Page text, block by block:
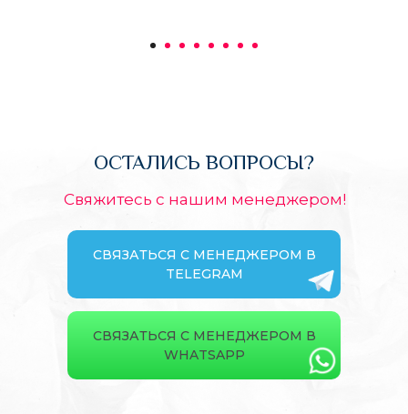
СВЯЗАТЬСЯ С МЕНЕДЖЕРОМ В
TELEGRAM
СВЯЗАТЬСЯ С МЕНЕДЖЕРОМ В
WHATSAPP
ОСТАЛИСЬ ВОПРОСЫ?
Свяжитесь с нашим менеджером!